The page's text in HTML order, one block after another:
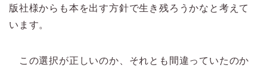
版社様からも本を出す方針で生き残ろうかなと考えて
います。
この選択が正しいのか、それとも間違っていたのか